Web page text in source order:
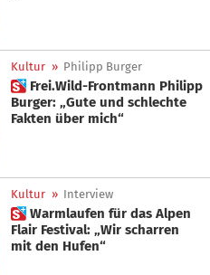
Kultur » Philipp Burger
 Frei.Wild-Frontmann Philipp
Burger: „Gute und schlechte
Fakten über mich“
Kultur » Interview
 Warmlaufen für das Alpen
Flair Festival: „Wir scharren
mit den Hufen“